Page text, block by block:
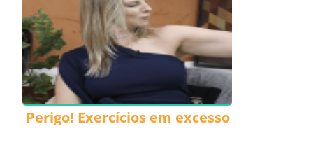
Perigo! Exercícios em excesso